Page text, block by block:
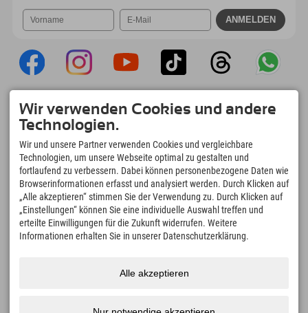
Explorer App
Upload Deiner #ExplorerMoments, Mein
Bucketlist, Restaurantübersicht uvm. Jetzt
downloaden!
Zeit für Explorer Moments
92%
Mitarbeiter-Zufriedenheit
Fair
sehr gute Bezahlung - mit
vielen Zuschlägen
Ganzjahresarbeitsplatz
Arbeitszeitmodelle
Wir verwenden Cookies und andere
Technologien.
Wir und unsere Partner verwenden Cookies und vergleichbare
Technologien, um unsere Webseite optimal zu gestalten und
fortlaufend zu verbessern. Dabei können personenbezogene Daten wie
Browserinformationen erfasst und analysiert werden. Durch Klicken auf
„Alle akzeptieren“ stimmen Sie der Verwendung zu. Durch Klicken auf
„Einstellungen“ können Sie eine individuelle Auswahl treffen und
erteilte Einwilligungen für die Zukunft widerrufen. Weitere
Informationen erhalten Sie in unserer Datenschutzerklärung.
Alle akzeptieren